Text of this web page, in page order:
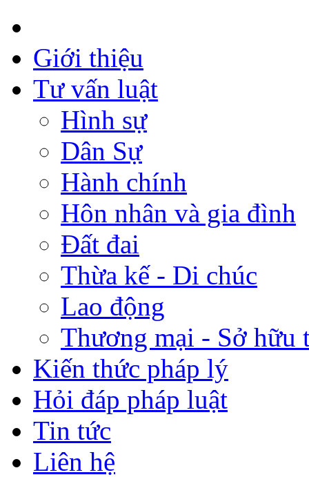
Giới thiệu
Tư vấn luật
Hình sự
Dân Sự
Hành chính
Hôn nhân và gia đình
Đất đai
Thừa kế - Di chúc
Lao động
Thương mại - Sở hữu
Kiến thức pháp lý
Hỏi đáp pháp luật
Tin tức
Liên hệ